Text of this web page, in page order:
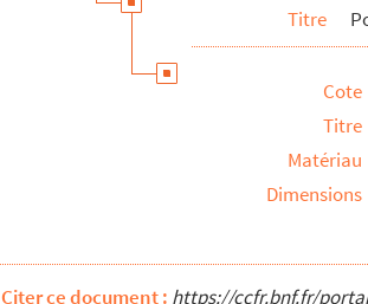
Titre
Cote
Titre
Matériau
Dimensions
Citer ce document : https://ccfr.bnf.fr/